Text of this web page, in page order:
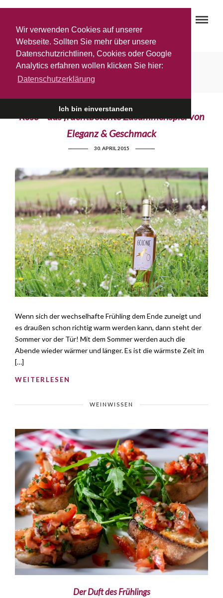
Wir verwenden Cookies auf unserer
Webseite. Sollten Sie mehr über unsere
Datenschutzrichtlinen, Cookies oder Google
Analytics erfahren wollen klicken Sie hier:
Datenschutzerklärung
Ich bin einverstanden
Frühling
Rosé – das fruchtbetonte Zusammenspiel von
Eleganz & Geschmack
30. APRIL 2015
Wenn sich der wechselhafte Frühling dem Ende zuneigt und
es draußen schon richtig warm werden kann, dann steht der
Sommer vor der Tür! Mit dem Sommer werden auch die
Abende wieder wärmer und länger. Es ist die wärmste Zeit im
[…]
WEITERLESEN
WEINWISSEN
Der Duft des Frühlings